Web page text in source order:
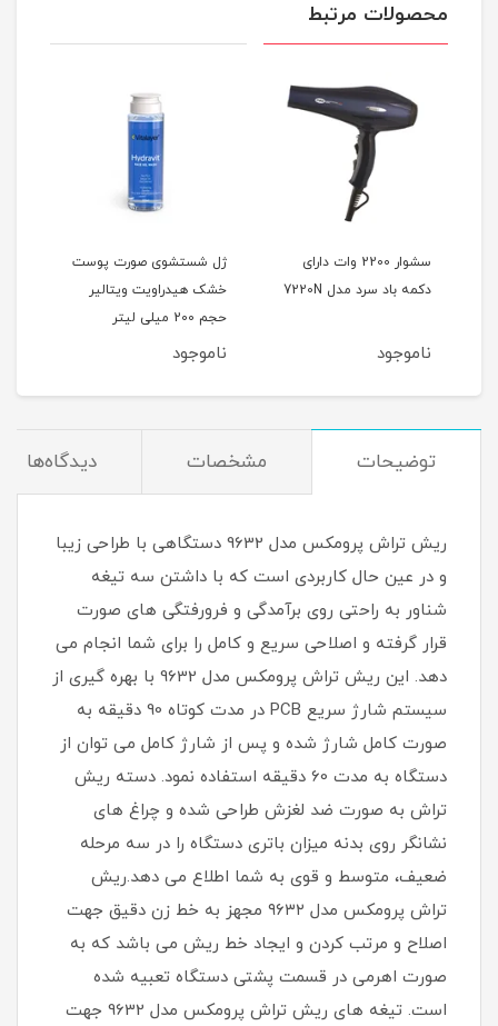
محصولات مرتبط
سشوار 2200 وات دارای
دکمه باد سرد مدل 7220N
ناموجود
ژل شستشوی صورت پوست
خشک هیدراویت ویتالیر
حجم 200 میلی لیتر
ناموجود
توضیحات مشخصات دیدگاه‌ها
ریش تراش پرومکس مدل 9632 دستگاهی با طراحی زیبا
و در عین حال کاربردی است که با داشتن سه تیغه
شناور به راحتی روی برآمدگی و فرورفتگی های صورت
قرار گرفته و اصلاحی سریع و کامل را برای شما انجام می
دهد. این ریش تراش پرومکس مدل 9632 با بهره گیری از
سیستم شارژ سریع PCB در مدت کوتاه 90 دقیقه به
صورت کامل شارژ شده و پس از شارژ کامل می توان از
دستگاه به مدت 60 دقیقه استفاده نمود. دسته ریش
تراش به صورت ضد لغزش طراحی شده و چراغ های
نشانگر روی بدنه میزان باتری دستگاه را در سه مرحله
ضعیف، متوسط و قوی به شما اطلاع می دهد.ریش
تراش پرومکس مدل ۹۶۳۲ مجهز به خط زن دقیق جهت
اصلاح و مرتب کردن و ایجاد خط ریش می باشد که به
صورت اهرمی در قسمت پشتی دستگاه تعبیه شده
است. تیغه های ریش تراش پرومکس مدل 9632 جهت